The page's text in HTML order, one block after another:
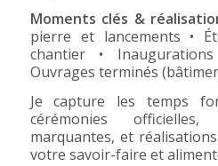
Moments clés &
pierre et lancements •
chantier •
Ouvrages terminés
Je capture les temps
cérémonies
marquantes, et
votre savoir-faire et